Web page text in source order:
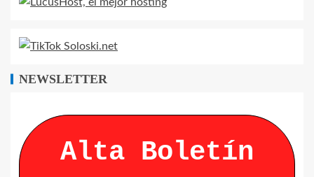
NEWSLETTER
Alta Boletín